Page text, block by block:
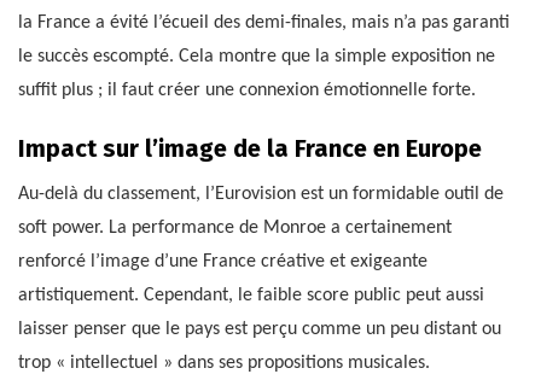
la France a évité l’écueil des demi-finales, mais n’a pas garanti
le succès escompté. Cela montre que la simple exposition ne
suffit plus ; il faut créer une connexion émotionnelle forte.
Impact sur l’image de la France en Europe
Au-delà du classement, l’Eurovision est un formidable outil de
soft power. La performance de Monroe a certainement
renforcé l’image d’une France créative et exigeante
artistiquement. Cependant, le faible score public peut aussi
laisser penser que le pays est perçu comme un peu distant ou
trop « intellectuel » dans ses propositions musicales.